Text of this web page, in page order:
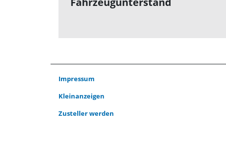
Impressum
Kleinanzeigen
Zusteller werden